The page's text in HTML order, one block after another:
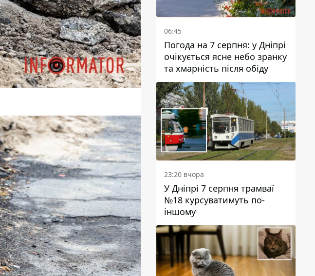
06:45
Погода на 7 серпня: у Дніпрі
очікується ясне небо зранку
та хмарність після обіду
23:20 вчора
У Дніпрі 7 серпня трамваї
№18 курсуватимуть по-
іншому